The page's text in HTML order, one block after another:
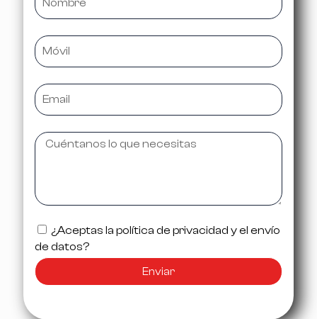
¿Aceptas la política de privacidad y el envío
de datos?
Enviar